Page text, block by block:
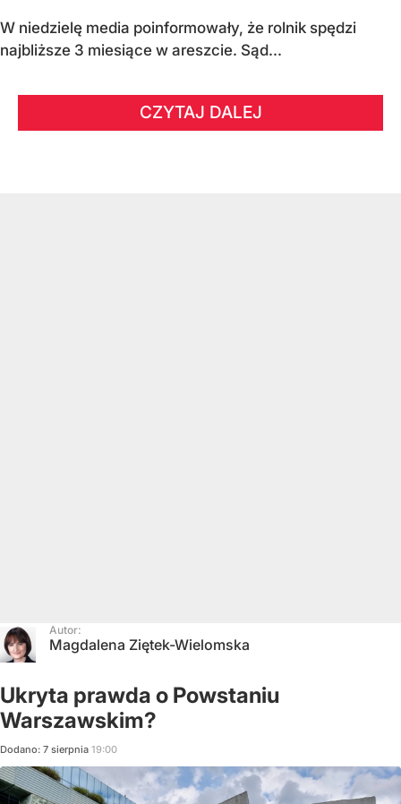
W niedzielę media poinformowały, że rolnik spędzi
najbliższe 3 miesiące w areszcie. Sąd...
CZYTAJ DALEJ
Autor:
Magdalena Ziętek-Wielomska
Ukryta prawda o Powstaniu
Warszawskim?
Dodano: 7 sierpnia 19:00